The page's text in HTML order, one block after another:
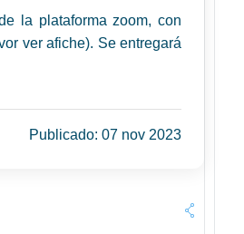
la plataforma zoom, con
ver afiche). Se entregará
Publicado: 07 nov 2023